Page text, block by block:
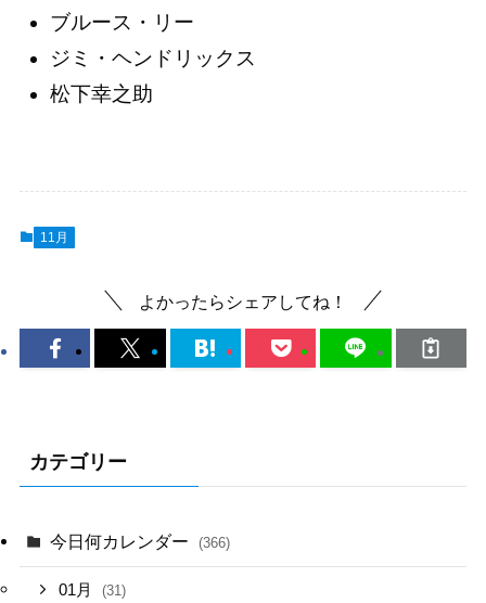
ブルース・リー
ジミ・ヘンドリックス
松下幸之助
11月
よかったらシェアしてね！
カテゴリー
今日何カレンダー (366)
01月 (31)